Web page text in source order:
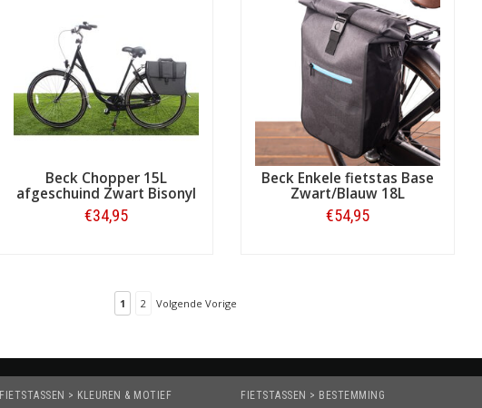
Beck Chopper 15L
afgeschuind Zwart Bisonyl
€34,95
Beck Enkele fietstas Base
Zwart/Blauw 18L
€54,95
1 2 Volgende Vorige
FIETSTASSEN > KLEUREN & MOTIEF FIETSTASSEN > BESTEMMING